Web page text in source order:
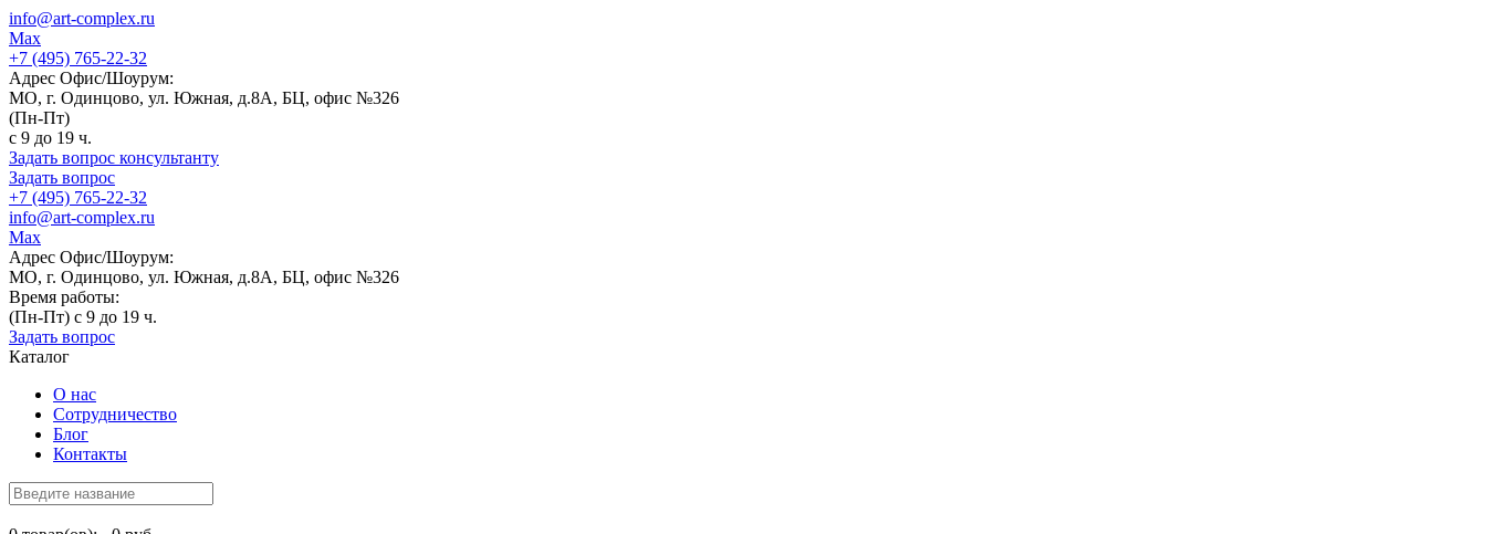
info@art-complex.ru
Max
+7 (495) 765-22-32
Адрес Офис/Шоурум:
МО, г. Одинцово, ул. Южная, д.8А, БЦ, офис №326
(Пн-Пт)
с 9 до 19 ч.
Задать вопрос консультанту
Задать вопрос
+7 (495) 765-22-32
info@art-complex.ru
Max
Адрес Офис/Шоурум:
МО, г. Одинцово, ул. Южная, д.8А, БЦ, офис №326
Время работы:
(Пн-Пт) с 9 до 19 ч.
Задать вопрос
Каталог
О нас
Сотрудничество
Блог
Контакты